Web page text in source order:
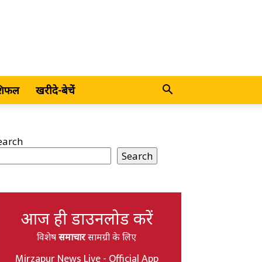
खरीदे-बेचें
Search
आज ही डाउनलोड करें
विशेषसमाचारसामग्री के लिए